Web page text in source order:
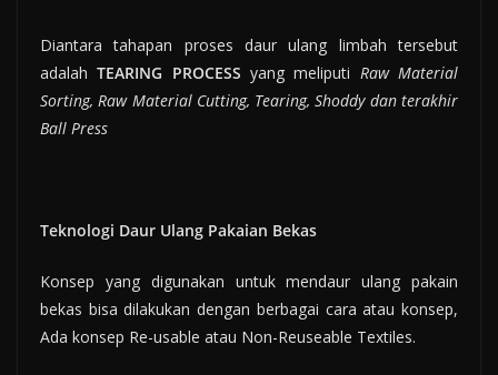
Diantara tahapan proses daur ulang limbah tersebut
adalahTEARING PROCESS yang meliputi Raw Material
Sorting, Raw Material Cutting, Tearing, Shoddy dan terakhir
Ball Press
Teknologi Daur Ulang Pakaian Bekas
Konsep yang digunakan untuk mendaur ulang pakain
bekas bisa dilakukan dengan berbagai cara atau konsep,
Ada konsep Re-usable atau Non-Reuseable Textiles.